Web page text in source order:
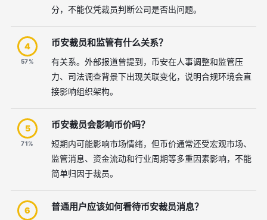
分，不能仅凭裁员判断公司是否出问题。
4
57%
币安裁员和监管有什么关系？
有关系。外部报道曾提到，币安在人事调整和监管压
力、司法调查背景下出现关联变化，说明合规环境会直
接影响组织架构。
5
71%
币安裁员会影响币价吗？
短期内可能影响市场情绪，但币价通常还受宏观市场、
监管消息、资金流动和行业周期等多重因素影响，不能
简单归因于裁员。
6 普通用户应该如何看待币安裁员消息？